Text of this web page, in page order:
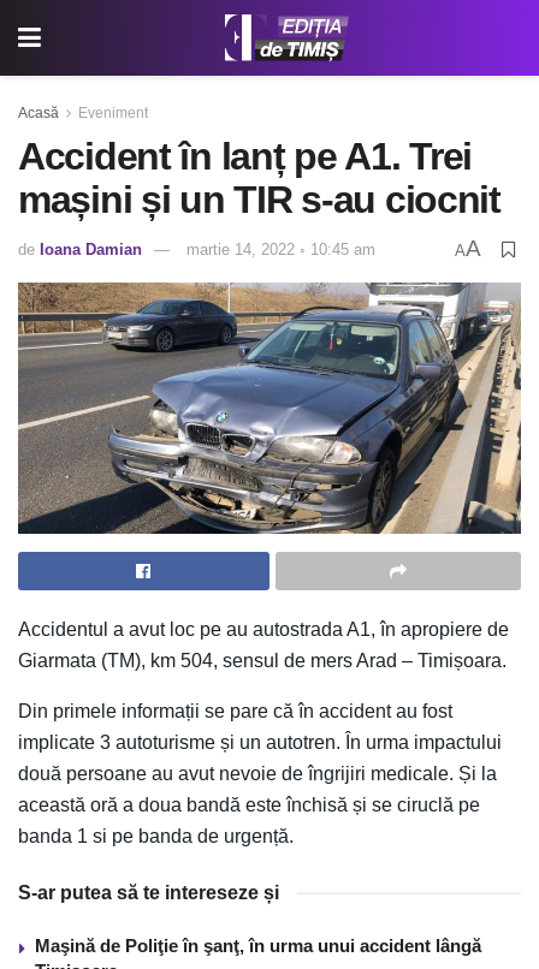
Acasă Eveniment
Accident în lanț pe A1. Trei
mașini și un TIR s-au ciocnit
de Ioana Damian martie 14, 2022 ◦ 10:45 am AA
Accidentul a avut loc pe au autostrada A1, în apropiere de
Giarmata (TM), km 504, sensul de mers Arad – Timișoara.
Din primele informații se pare că în accident au fost
implicate 3 autoturisme și un autotren. În urma impactului
două persoane au avut nevoie de îngrijiri medicale. Și la
această oră a doua bandă este închisă și se ciruclă pe
banda 1 si pe banda de urgență.
S-ar putea să te intereseze și
Maşină de Poliţie în şanţ, în urma unui accident lângă